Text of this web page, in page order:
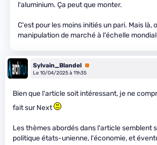
l'aluminium. Ça peut que monter.
C'est pour les moins initiés un pari. Mais là,
manipulation de marché à l'échelle
Sylvain_Blandel Premium
Le 10/04/2025 à 11h35
Bien que l'article soit intéressant, je ne
fait sur Next
Les thèmes abordés dans l'article semblent
politique états-unienne, l'économie, et